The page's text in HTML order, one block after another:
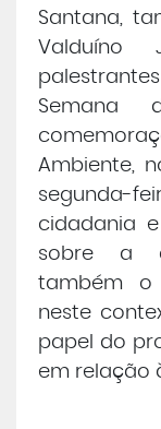
Cursos de
Cursos de
Cursos deEAD
Clínicas de
Bolsas e
Central de
Santana,
Valduíno
Semana
Ambiente,
segunda-
cidadania
sobre a
também o
neste
papel do
em relação